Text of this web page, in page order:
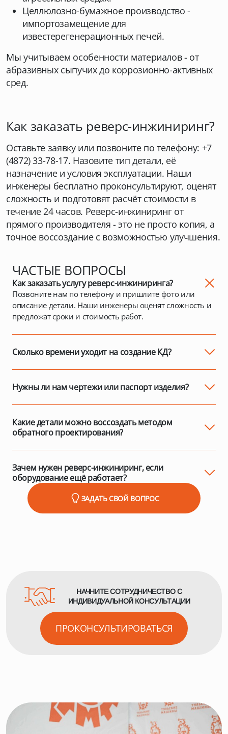
Целлюлозно-бумажное производство -
импортозамещение для
известерегенерационных печей.
Мы учитываем особенности материалов - от
абразивных сыпучих до коррозионно-активных
сред.
Как заказать реверс-инжиниринг?
Оставьте заявку или позвоните по телефону: +7
(4872) 33-78-17. Назовите тип детали, её
назначение и условия эксплуатации. Наши
инженеры бесплатно проконсультируют, оценят
сложность и подготовят расчёт стоимости в
течение 24 часов. Реверс-инжиниринг от
прямого производителя - это не просто копия, а
точное воссоздание с возможностью улучшения.
ЧАСТЫЕ ВОПРОСЫ
Как заказать услугу реверс-инжиниринга?
Позвоните нам по телефону и пришлите фото или
описание детали. Наши инженеры оценят сложность и
предложат сроки и стоимость работ.
Сколько времени уходит на создание КД?
документацию в форматах, совместимых с вашей САПР.
Нужны ли нам чертежи или паспорт изделия?
сканирование и создаём модель с учётом условий
эксплуатации.
Какие детали можно воссоздать методом
обратного проектирования?
коррозии или износе мы восстанавливаем
номинальные размеры.
Зачем нужен реверс-инжиниринг, если
оборудование ещё работает?
Он позволяет создать точную конструкторскую
документацию для устаревших или импортных узлов,
что критично при ремонте, модернизации или
ЗАДАТЬ СВОЙ ВОПРОС
НАЧНИТЕ СОТРУДНИЧЕСТВО С
ИНДИВИДУАЛЬНОЙ КОНСУЛЬТАЦИИ
ПРОКОНСУЛЬТИРОВАТЬСЯ